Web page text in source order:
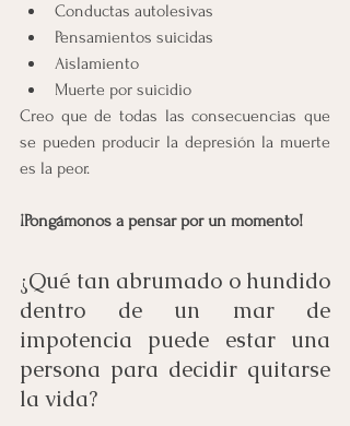
Conductas autolesivas
Pensamientos suicidas
Aislamiento
Muerte por suicidio
Creo que de todas las consecuencias que
se pueden producir la depresión la muerte
es la peor.
¡Pongámonos a pensar por un momento!
¿Qué tan abrumado o hundido
dentro de un mar de
impotencia puede estar una
persona para decidir quitarse
la vida?